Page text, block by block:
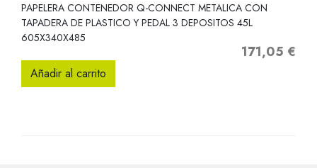
PAPELERA CONTENEDOR Q-CONNECT METALICA CON
TAPADERA DE PLASTICO Y PEDAL 3 DEPOSITOS 45L
605X340X485
Precio
171,05 €
Añadir al carrito